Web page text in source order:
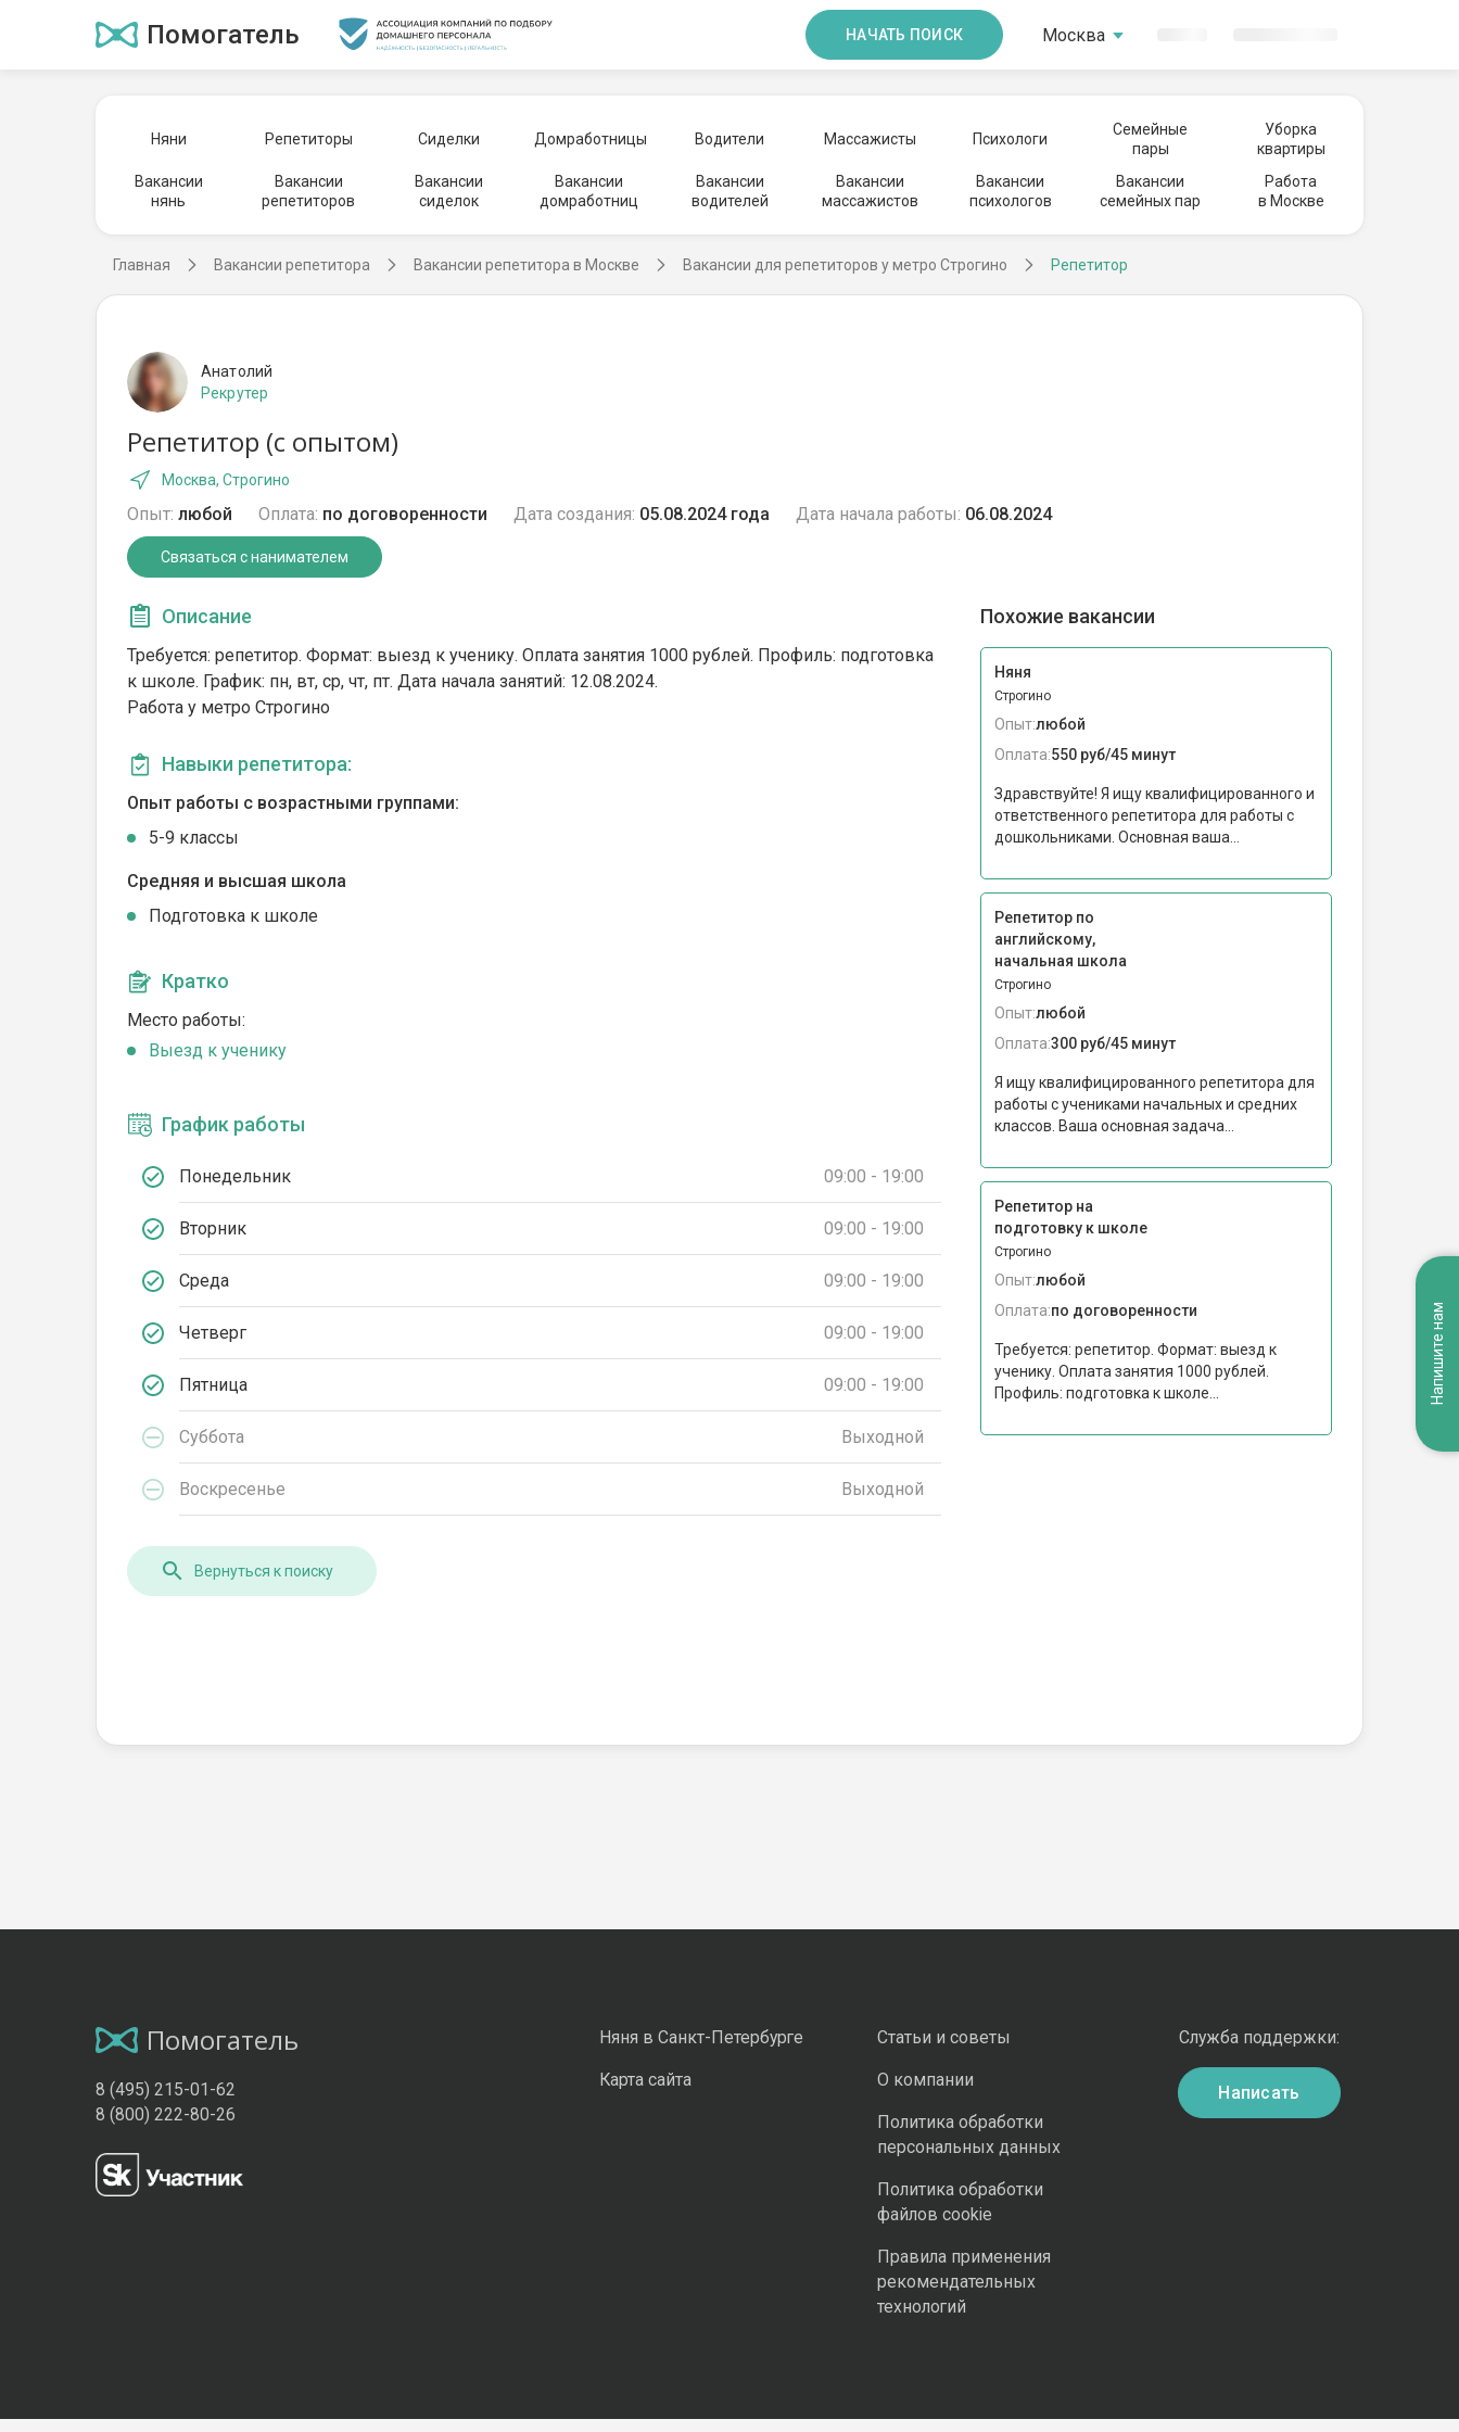
Помогатель НАЧАТЬ ПОИСК Москва
Няни Репетиторы Сиделки Домработницы Водители Массажисты Психологи
Семейные
пары
Уборка
квартиры
Вакансии
нянь
Вакансии
репетиторов
Вакансии
сиделок
Вакансии
домработниц
Вакансии
водителей
Вакансии
массажистов
Вакансии
психологов
Вакансии
семейных пар
Работа
в Москве
Главная Вакансии репетитора Вакансии репетитора в Москве Вакансии для репетиторов у метро Строгино Репетитор
Анатолий
Рекрутер
Репетитор (с опытом)
Москва, Строгино
Опыт: любой Оплата: по договоренности Дата создания: 05.08.2024 года Дата начала работы: 06.08.2024
Связаться с нанимателем
Описание
Требуется: репетитор. Формат: выезд к ученику. Оплата занятия 1000 рублей. Профиль: подготовка
к школе. График: пн, вт, ср, чт, пт. Дата начала занятий: 12.08.2024.
Работа у метро Строгино
Навыки репетитора:
Опыт работы с возрастными группами:
5-9 классы
Средняя и высшая школа
Подготовка к школе
Кратко
Место работы:
Выезд к ученику
График работы
Понедельник 09:00 - 19:00
Вторник 09:00 - 19:00
Среда 09:00 - 19:00
Четверг 09:00 - 19:00
Пятница 09:00 - 19:00
Суббота Выходной
Воскресенье Выходной
Похожие вакансии
Няня
Строгино
Опыт:любой
Оплата:550 руб/45 минут
Здравствуйте! Я ищу квалифицированного и
ответственного репетитора для работы с
дошкольниками. Основная ваша...
Репетитор по
английскому,
начальная школа
Строгино
Опыт:любой
Оплата:300 руб/45 минут
Я ищу квалифицированного репетитора для
работы с учениками начальных и средних
классов. Ваша основная задача...
Репетитор на
подготовку к школе
Строгино
Опыт:любой
Оплата:по договоренности
Требуется: репетитор. Формат: выезд к
ученику. Оплата занятия 1000 рублей.
Профиль: подготовка к школе...
Вернуться к поиску
Помогатель
8 (495) 215-01-62
8 (800) 222-80-26
Няня в Санкт-Петербурге
Карта сайта
Статьи и советы
О компании
Политика обработки
персональных данных
Политика обработки
файлов cookie
Правила применения
рекомендательных
технологий
Служба поддержки:
Написать
Напишите нам